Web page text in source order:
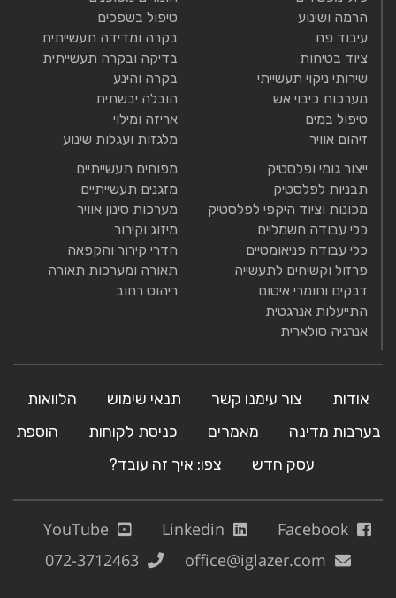
הרמה ושינוע
עיבוד פח
ציוד בטיחות
שירותי ניקוי תעשייתי
מערכות כיבוי אש
טיפול במים
זיהום אוויר
טיפול בשפכים
בקרה ומדידה תעשייתית
בדיקה ובקרה תעשייתית
בקרה והינע
הובלה יבשתית
אריזה ומילוי
מלגזות ועגלות שינוע
ייצור גומי ופלסטיק
תבניות לפלסטיק
מכונות וציוד היקפי לפלסטיק
כלי עבודה חשמליים
כלי עבודה פניאומטיים
פרזול וקשיחים לתעשייה
דבקים וחומרי איטום
התייעלות אנרגטית
אנרגיה סולארית
מפוחים תעשייתיים
מזגנים תעשייתיים
מערכות סינון אוויר
מיזוג וקירור
חדרי קירור והקפאה
תאורה ומערכות תאורה
ריהוט רחוב
אודות צור עימנו קשר תנאי שימוש
הלוואות
בערבות מדינה
מאמרים כניסת לקוחות
הוספת
עסק חדש
צפו: איך זה עובד?
Facebook